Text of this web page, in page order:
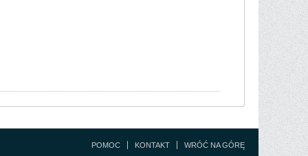
POMOC KONTAKT WRÓĆ NA GÓRĘ